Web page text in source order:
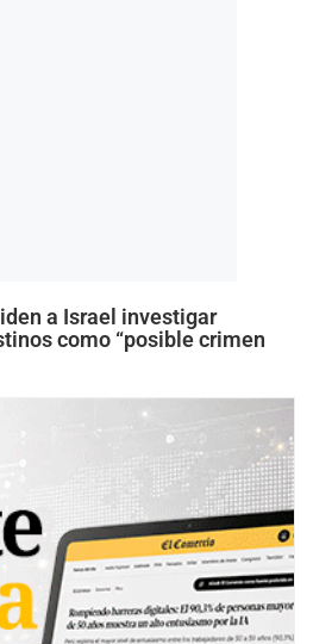
a Israel investigar
como “posible crimen